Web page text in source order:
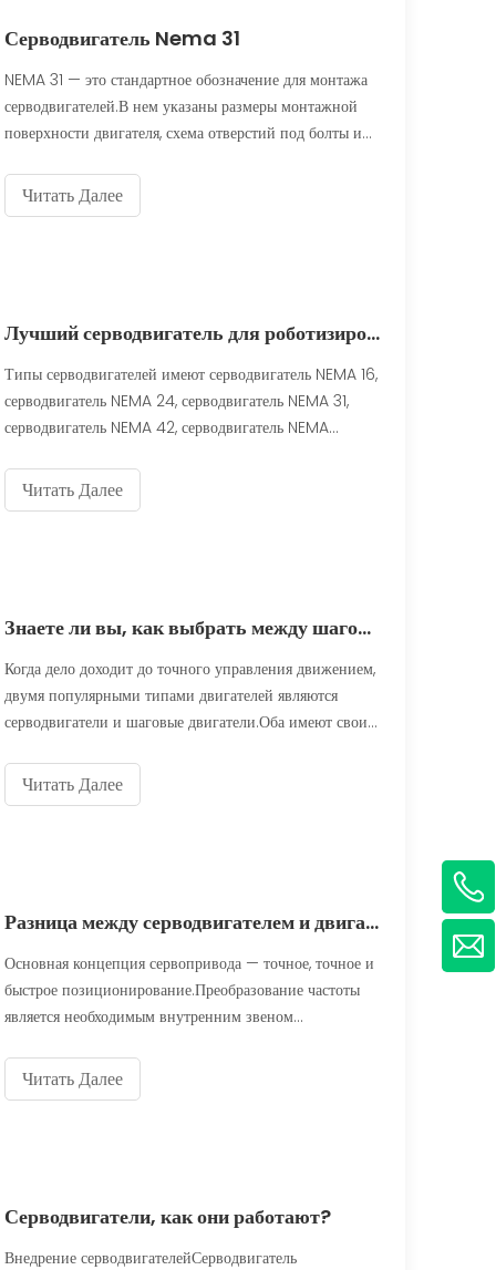
Серводвигатель Nema 31
NEMA 31 — это стандартное обозначение для монтажа
серводвигателей.В нем указаны размеры монтажной
поверхности двигателя, схема отверстий под болты и
квадратную монтажную поверхность с четырьмя
отверстиями под болты, расположенными по
Читать Далее
Лучший серводвигатель для роботизированной руки
Типы серводвигателей имеют серводвигатель NEMA 16,
серводвигатель NEMA 24, серводвигатель NEMA 31,
серводвигатель NEMA 42, серводвигатель NEMA
высокопроизводительной альтернативы шаговым
двигателям. HOLRY является ведущим производителем,
Читать Далее
Знаете ли вы, как выбрать между шаговыми двигателями и серводвигателями?
Когда дело доходит до точного управления движением,
двумя популярными типами двигателей являются
серводвигатели и шаговые двигатели.Оба имеют свои
ними зависит от конкретных требований приложения.
Как система управления без обратной связи, шаговый
Читать Далее
Разница между серводвигателем и двигателем с переменной частотой
Основная концепция сервопривода — точное, точное и
быстрое позиционирование.Преобразование частоты
является необходимым внутренним звеном
и в сервоприводах (требуется бесступенчатое
регулирование скорости).Однако сервопривод
Читать Далее
Серводвигатели, как они работают?
Внедрение серводвигателейСерводвигатель